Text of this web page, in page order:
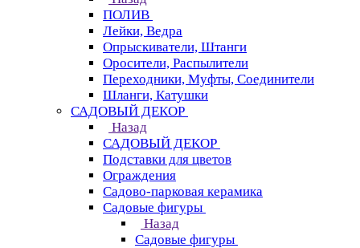
ПОЛИВ
Лейки, Ведра
Опрыскиватели, Штанги
Оросители, Распылители
Переходники, Муфты, Соединители
Шланги, Катушки
САДОВЫЙ ДЕКОР
Назад
САДОВЫЙ ДЕКОР
Подставки для цветов
Ограждения
Садово-парковая керамика
Садовые фигуры
Назад
Садовые фигуры